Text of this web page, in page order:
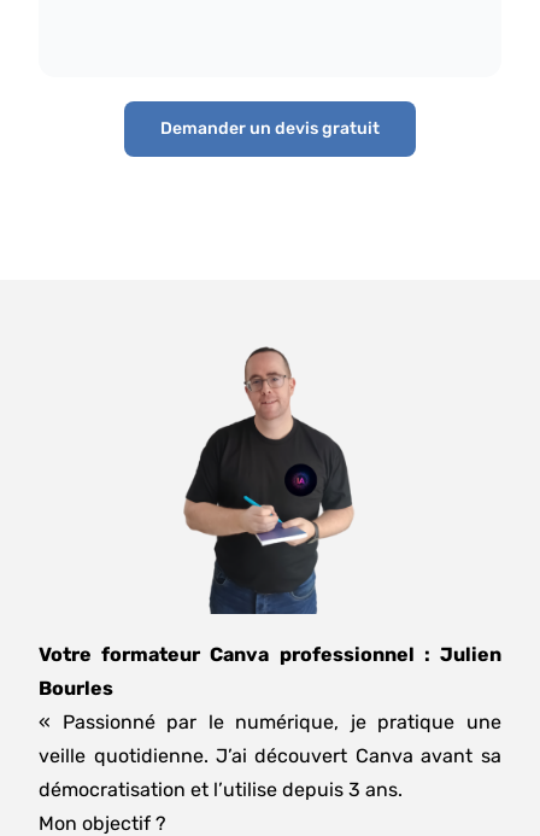
Demander un devis gratuit
Votre formateur Canva professionnel : Julien
Bourles
« Passionné par le numérique, je pratique une
veille quotidienne. J’ai découvert Canva avant sa
démocratisation et l’utilise depuis 3 ans.
Mon objectif ?